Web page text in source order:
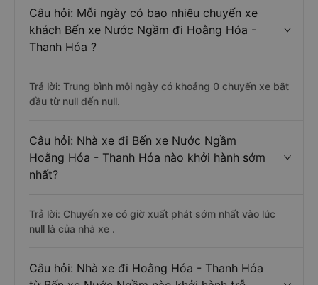
Câu hỏi: Mỗi ngày có bao nhiêu chuyến xe
khách Bến xe Nước Ngầm đi Hoằng Hóa -
Thanh Hóa ?
Trả lời: Trung bình mỗi ngày có khoảng 0 chuyến xe bắt
đầu từ null đến null.
Câu hỏi: Nhà xe đi Bến xe Nước Ngầm
Hoằng Hóa - Thanh Hóa nào khởi hành sớm
nhất?
Trả lời: Chuyến xe có giờ xuất phát sớm nhất vào lúc
null là của nhà xe .
Câu hỏi: Nhà xe đi Hoằng Hóa - Thanh Hóa